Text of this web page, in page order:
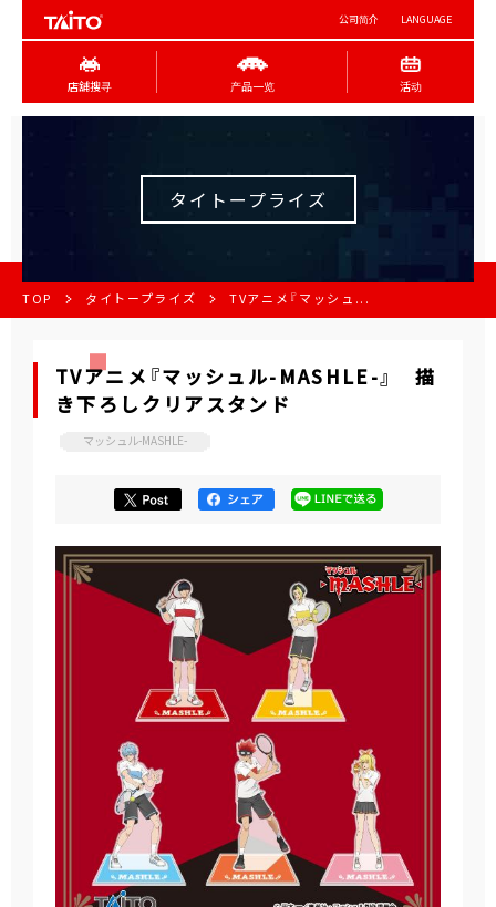
公司简介 LANGUAGE
店舖搜寻 产品一览 活动
タイトープライズ
TOP タイトープライズ TVアニメ『マッシュ...
TVアニメ『マッシュル-MASHLE-』 描
き下ろしクリアスタンド
マッシュル-MASHLE-